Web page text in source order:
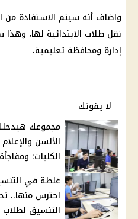
واضاف أنه سيتم الاستفادة من
نقل طلاب الابتدائية لها،
إدارة ومحافظة تعليمية.
لا يفوتك
مجموعك
الألسن
الكليات: ومفاجأة
غلطة في
احترس منها..
التنسيق لطلاب